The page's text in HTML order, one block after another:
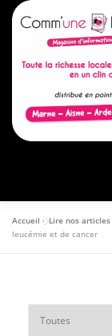
ACCUEIL
Accueil »Lire nos articles
leucémie et de cancer